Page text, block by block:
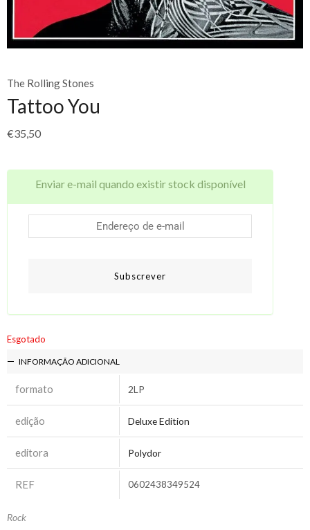
The Rolling Stones
Tattoo You
€35,50
Enviar e-mail quando existir stock disponível
Subscrever
Esgotado
INFORMAÇÃO ADICIONAL
formato 2LP
edição Deluxe Edition
editora Polydor
REF 0602438349524
Rock